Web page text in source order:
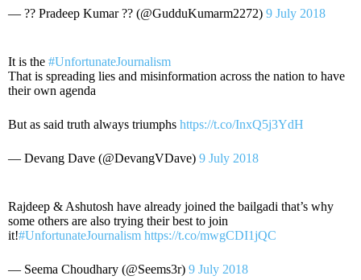
— ?? Pradeep Kumar ?? (@GudduKumarm2272) 9 July 2018
It is the #UnfortunateJournalism
That is spreading lies and misinformation across the nation to have
their own agenda
But as said truth always triumphs https://t.co/InxQ5j3YdH
— Devang Dave (@DevangVDave) 9 July 2018
Rajdeep & Ashutosh have already joined the bailgadi that’s why
some others are also trying their best to join
it!#UnfortunateJournalism https://t.co/mwgCDI1jQC
— Seema Choudhary (@Seems3r) 9 July 2018